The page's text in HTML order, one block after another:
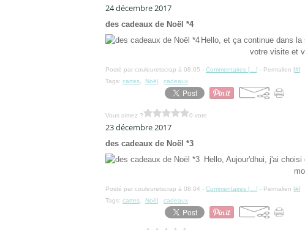
24 décembre 2017
des cadeaux de Noël *4
Hello, et ça continue dans
votre visite et
Posté par couleuretscrap à 08:05 - Commentaires [ ] - Permalien [#]
Tags: cartes Noël cadeaux
Vous aimez ? 0 vote
23 décembre 2017
des cadeaux de Noël *3
Hello, Aujour'dhui, j'ai
Posté par couleuretscrap à 08:04 - Commentaires [ ] - Permalien [#]
Tags: cartes Noël cadeaux